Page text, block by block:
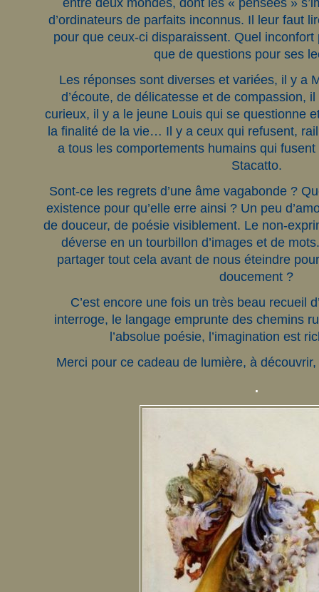
entre deux mondes, dont les « pensées »
d’ordinateurs de parfaits inconnus. Il leur faut
pour que ceux-ci disparaissent. Quel
que de questions pour ses
Les réponses sont diverses et variées, il y a
d’écoute, de délicatesse et de compassion,
curieux, il y a le jeune Louis qui se questionne
la finalité de la vie… Il y a ceux qui refusent,
a tous les comportements humains qui
Stacatto.
Sont-ce les regrets d’une âme vagabonde ?
existence pour qu’elle erre ainsi ? Un peu
de douceur, de poésie visiblement. Le non-
déverse en un tourbillon d’images et de
partager tout cela avant de nous éteindre
doucement ?
C’est encore une fois un très beau recueil
interroge, le langage emprunte des chemins
l’absolue poésie, l’imagination est
Merci pour ce cadeau de lumière, à
.